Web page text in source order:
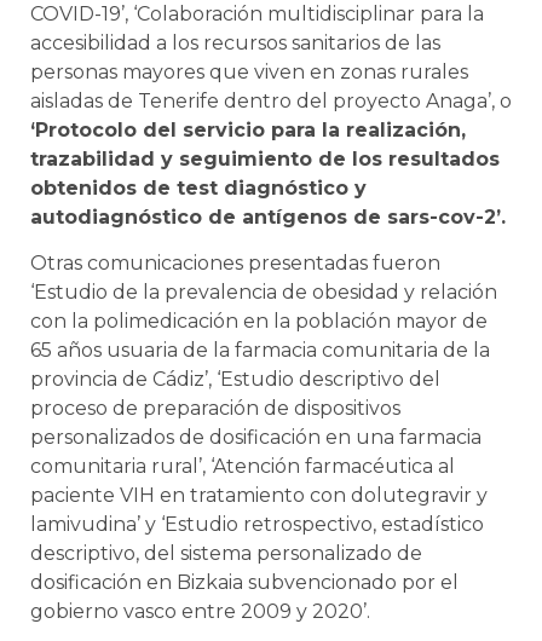
COVID-19’, ‘Colaboración multidisciplinar para la
accesibilidad a los recursos sanitarios de las
personas mayores que viven en zonas rurales
aisladas de Tenerife dentro del proyecto Anaga’, o
‘Protocolo del servicio para la realización,
trazabilidad y seguimiento de los resultados
obtenidos de test diagnóstico y
autodiagnóstico de antígenos de sars-cov-2’.
Otras comunicaciones presentadas fueron
‘Estudio de la prevalencia de obesidad y relación
con la polimedicación en la población mayor de
65 años usuaria de la farmacia comunitaria de la
provincia de Cádiz’, ‘Estudio descriptivo del
proceso de preparación de dispositivos
personalizados de dosificación en una farmacia
comunitaria rural’, ‘Atención farmacéutica al
paciente VIH en tratamiento con dolutegravir y
lamivudina’ y ‘Estudio retrospectivo, estadístico
descriptivo, del sistema personalizado de
dosificación en Bizkaia subvencionado por el
gobierno vasco entre 2009 y 2020’.